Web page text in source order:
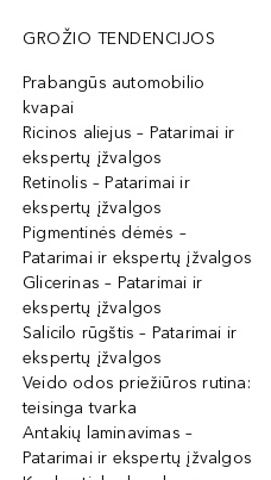
GROŽIO TENDENCIJOS
Prabangūs automobilio
kvapai
Ricinos aliejus – Patarimai ir
ekspertų įžvalgos
Retinolis – Patarimai ir
ekspertų įžvalgos
Pigmentinės dėmės –
Patarimai ir ekspertų įžvalgos
Glicerinas – Patarimai ir
ekspertų įžvalgos
Salicilo rūgštis – Patarimai ir
ekspertų įžvalgos
Veido odos priežiūros rutina:
teisinga tvarka
Antakių laminavimas –
Patarimai ir ekspertų įžvalgos